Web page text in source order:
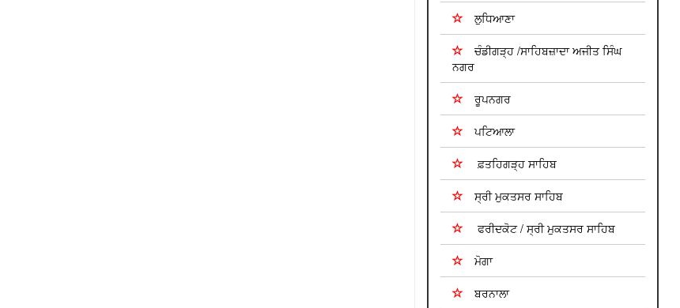
ਲੁਧਿਆਣਾ
ਚੰਡੀਗੜ੍ਹ /ਸਾਹਿਬਜ਼ਾਦਾ ਅਜੀਤ ਸਿੰਘ
ਨਗਰ
ਰੂਪਨਗਰ
ਪਟਿਆਲਾ
ਫ਼ਤਹਿਗੜ੍ਹ ਸਾਹਿਬ
ਸ੍ਰੀ ਮੁਕਤਸਰ ਸਾਹਿਬ
ਫਰੀਦਕੋਟ / ਸ੍ਰੀ ਮੁਕਤਸਰ ਸਾਹਿਬ
ਮੋਗਾ
ਬਰਨਾਲਾ